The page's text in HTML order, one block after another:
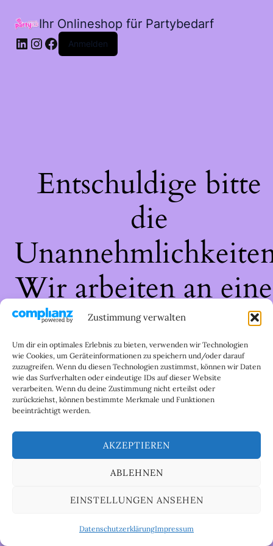
Zustimmung verwalten
Um dir ein optimales Erlebnis zu bieten, verwenden wir Technologien
wie Cookies, um Geräteinformationen zu speichern und/oder darauf
zuzugreifen. Wenn du diesen Technologien zustimmst, können wir Daten
wie das Surfverhalten oder eindeutige IDs auf dieser Website
verarbeiten. Wenn du deine Zustimmung nicht erteilst oder
zurückziehst, können bestimmte Merkmale und Funktionen
beeinträchtigt werden.
AKZEPTIEREN
ABLEHNEN
EINSTELLUNGEN ANSEHEN
DatenschutzerklärungImpressum
Ihr Onlineshop für Partybedarf
LinkedIn
Instagram
Facebook
Anmelden
Entschuldige bitte
die
Wir arbeiten an
großartigen Sache
schau bald wieder
vorbei!